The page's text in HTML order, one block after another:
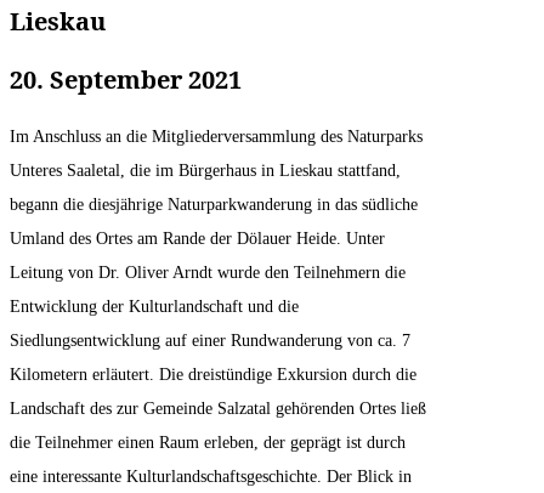
Lieskau
20. September 2021
Im Anschluss an die Mitgliederversammlung des Naturparks
Unteres Saaletal, die im Bürgerhaus in Lieskau stattfand,
begann die diesjährige Naturparkwanderung in das südliche
Umland des Ortes am Rande der Dölauer Heide. Unter
Leitung von Dr. Oliver Arndt wurde den Teilnehmern die
Entwicklung der Kulturlandschaft und die
Siedlungsentwicklung auf einer Rundwanderung von ca. 7
Kilometern erläutert. Die dreistündige Exkursion durch die
Landschaft des zur Gemeinde Salzatal gehörenden Ortes ließ
die Teilnehmer einen Raum erleben, der geprägt ist durch
eine interessante Kulturlandschaftsgeschichte. Der Blick in